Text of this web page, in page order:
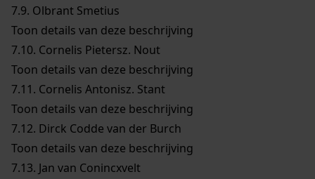
7.9. Olbrant Smetius
Toon details van deze beschrijving
7.10. Cornelis Pietersz. Nout
Toon details van deze beschrijving
7.11. Cornelis Antonisz. Stant
Toon details van deze beschrijving
7.12. Dirck Codde van der Burch
Toon details van deze beschrijving
7.13. Jan van Conincxvelt